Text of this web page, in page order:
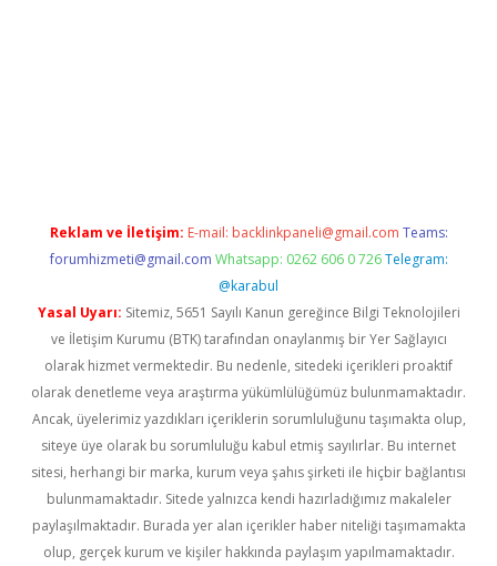
Reklam ve İletişim: E-mail: backlinkpaneli@gmail.com Teams:
forumhizmeti@gmail.com Whatsapp: 0262 606 0 726 Telegram:
@karabul
Yasal Uyarı: Sitemiz, 5651 Sayılı Kanun gereğince Bilgi Teknolojileri
ve İletişim Kurumu (BTK) tarafından onaylanmış bir Yer Sağlayıcı
olarak hizmet vermektedir. Bu nedenle, sitedeki içerikleri proaktif
olarak denetleme veya araştırma yükümlülüğümüz bulunmamaktadır.
Ancak, üyelerimiz yazdıkları içeriklerin sorumluluğunu taşımakta olup,
siteye üye olarak bu sorumluluğu kabul etmiş sayılırlar. Bu internet
sitesi, herhangi bir marka, kurum veya şahıs şirketi ile hiçbir bağlantısı
bulunmamaktadır. Sitede yalnızca kendi hazırladığımız makaleler
paylaşılmaktadır. Burada yer alan içerikler haber niteliği taşımamakta
olup, gerçek kurum ve kişiler hakkında paylaşım yapılmamaktadır.